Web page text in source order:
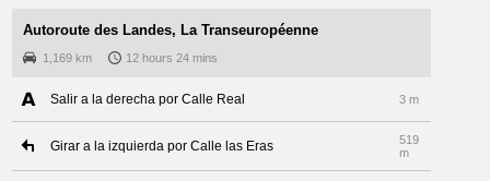
Autoroute des Landes, La Transeuropéenne
1,169 km 12 hours 24 mins
Salir a la derecha por Calle Real 3 m
Girar a la izquierda por Calle las Eras
519
m